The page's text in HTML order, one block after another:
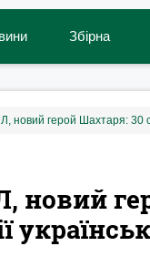
Збірна
новий герой Шахтаря: 30
новий